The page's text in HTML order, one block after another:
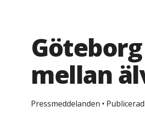
mellan
Pressmeddelanden •